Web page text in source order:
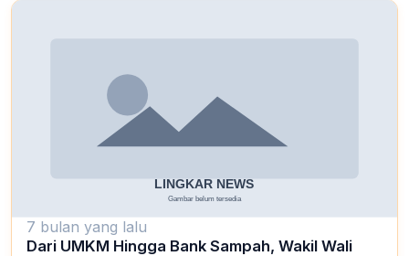
7 bulan yang lalu
Dari UMKM Hingga Bank Sampah, Wakil Wali